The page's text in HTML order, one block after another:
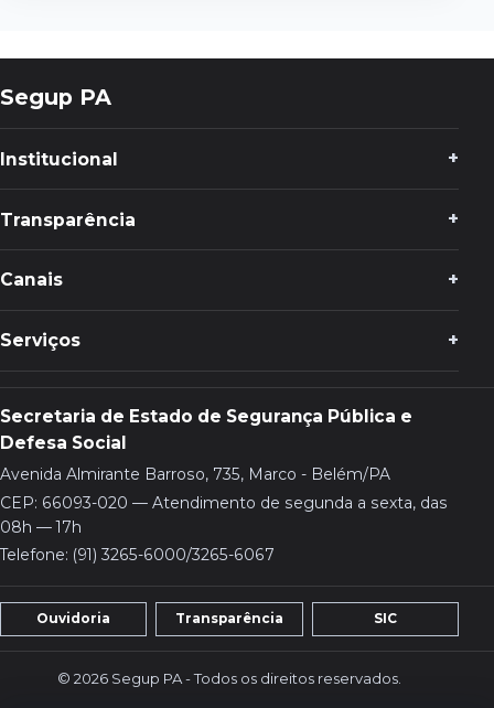
Segup PA
Institucional
Transparência
Canais
Serviços
Secretaria de Estado de Segurança Pública e
Defesa Social
Avenida Almirante Barroso, 735, Marco - Belém/PA
CEP: 66093-020 — Atendimento de segunda a sexta, das
08h — 17h
Telefone: (91) 3265-6000/3265-6067
Ouvidoria Transparência SIC
© 2026 Segup PA - Todos os direitos reservados.